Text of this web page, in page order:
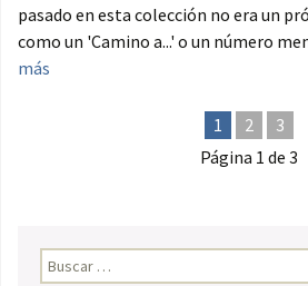
pasado en esta colección no era un
como un 'Camino a...' o un número
más
1 2
3
Página 1 de 3
Buscar: